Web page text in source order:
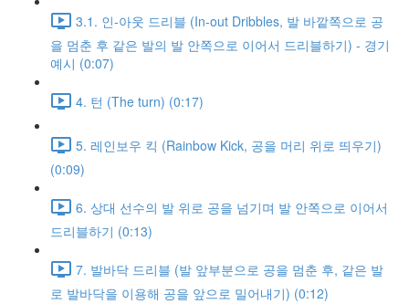
3.1. 인-아웃 드리블 (In-out Dribbles, 발 바깥쪽으로 공
을 멈춘 후 같은 발의 발 안쪽으로 이어서 드리블하기) - 경기
예시 (0:07)
4. 턴 (The turn) (0:17)
5. 레인보우 킥 (Rainbow Kick, 공을 머리 위로 띄우기)
(0:09)
6. 상대 선수의 발 위로 공을 넘기며 발 안쪽으로 이어서
드리블하기 (0:13)
7. 발바닥 드리블 (발 앞부분으로 공을 멈춘 후, 같은 발
로 발바닥을 이용해 공을 앞으로 밀어내기) (0:12)